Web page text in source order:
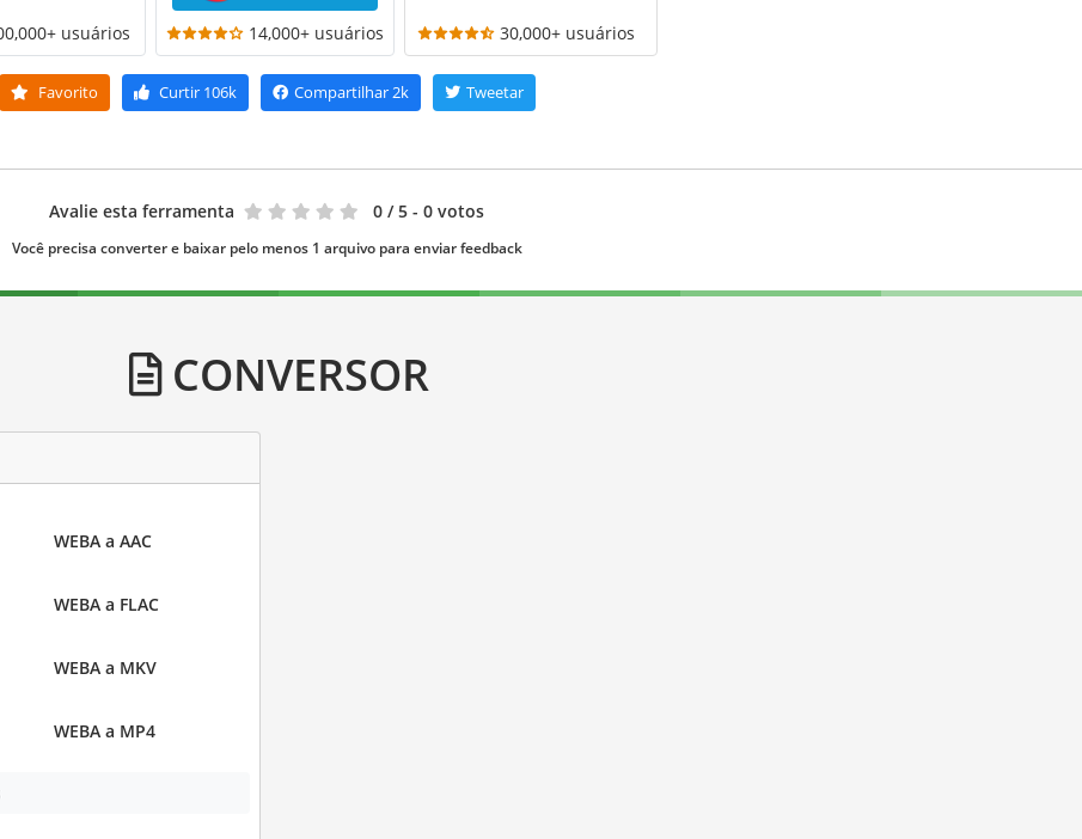
usuários 14,000+ usuários 30,000+ usuários
Favorito Curtir106k Compartilhar2k Tweetar
Avalie esta ferramenta 0 / 5 - 0 votos
Você precisa converter e baixar pelo menos 1 arquivo para enviar feedback
CONVERSOR
WEBA a AAC
WEBA a FLAC
WEBA a MKV
WEBA a MP4